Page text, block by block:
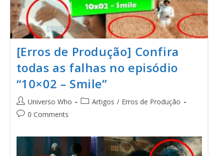
[Erros de Produção] Confira
todas as falhas no episódio
“10×02 – Smile”
Universo Who Artigos / Erros de Produção
0 Comments